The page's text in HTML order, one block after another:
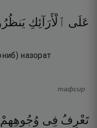
عَلَى ٱلْأَرَآئِكِ
назорат
тафсир
تَعْرِفُ فِى وُجُوهِهِمْ